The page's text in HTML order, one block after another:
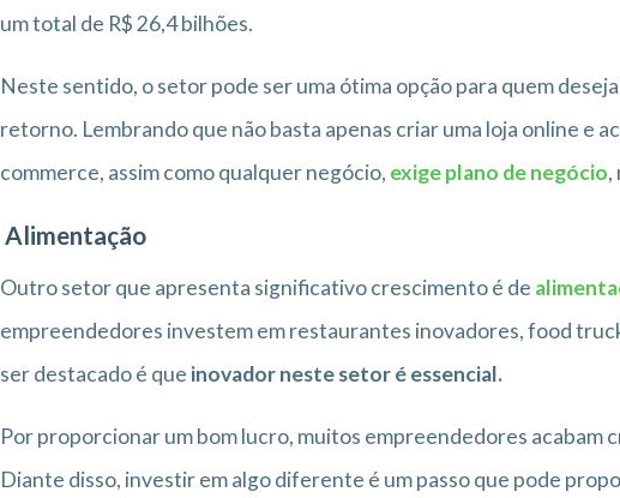
um total de R$ 26,4 bilhões.
Neste sentido, o setor pode ser uma ótima opção para quem
retorno. Lembrando que não basta apenas criar uma loja online e
commerce, assim como qualquer negócio, exige plano de negócio,
Alimentação
Outro setor que apresenta significativo crescimento é de
empreendedores investem em restaurantes inovadores, food
ser destacado é que inovador neste setor é essencial.
Por proporcionar um bom lucro, muitos empreendedores acabam
Diante disso, investir em algo diferente é um passo que pode